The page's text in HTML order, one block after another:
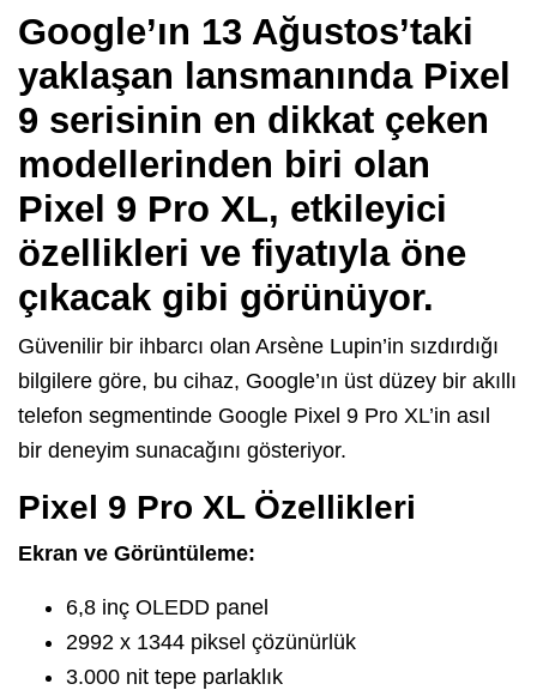
Google’ın 13 Ağustos’taki
yaklaşan lansmanında Pixel
9 serisinin en dikkat çeken
modellerinden biri olan
Pixel 9 Pro XL, etkileyici
özellikleri ve fiyatıyla öne
çıkacak gibi görünüyor.
Güvenilir bir ihbarcı olan Arsène Lupin’in sızdırdığı
bilgilere göre, bu cihaz, Google’ın üst düzey bir akıllı
telefon segmentinde Google Pixel 9 Pro XL’in asıl
bir deneyim sunacağını gösteriyor.
Pixel 9 Pro XL Özellikleri
Ekran ve Görüntüleme:
6,8 inç OLEDD panel
2992 x 1344 piksel çözünürlük
3.000 nit tepe parlaklık